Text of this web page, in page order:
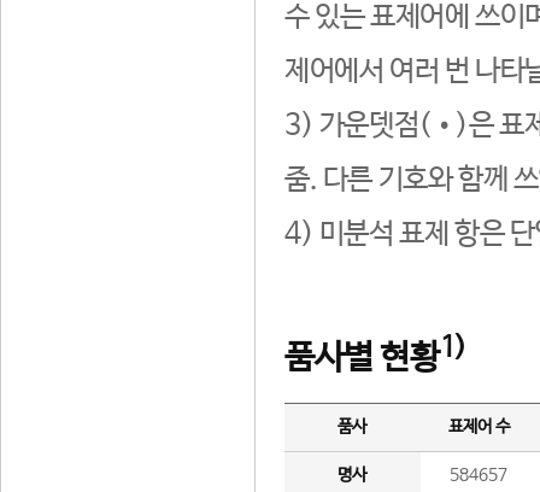
수 있는 표제어에 쓰이
제어에서 여러 번 나타
3) 가운뎃점(•)은 표
줌. 다른 기호와 함께
4) 미분석 표제 항은
품사별 현황1)
품사 표제어 수
명사 584657